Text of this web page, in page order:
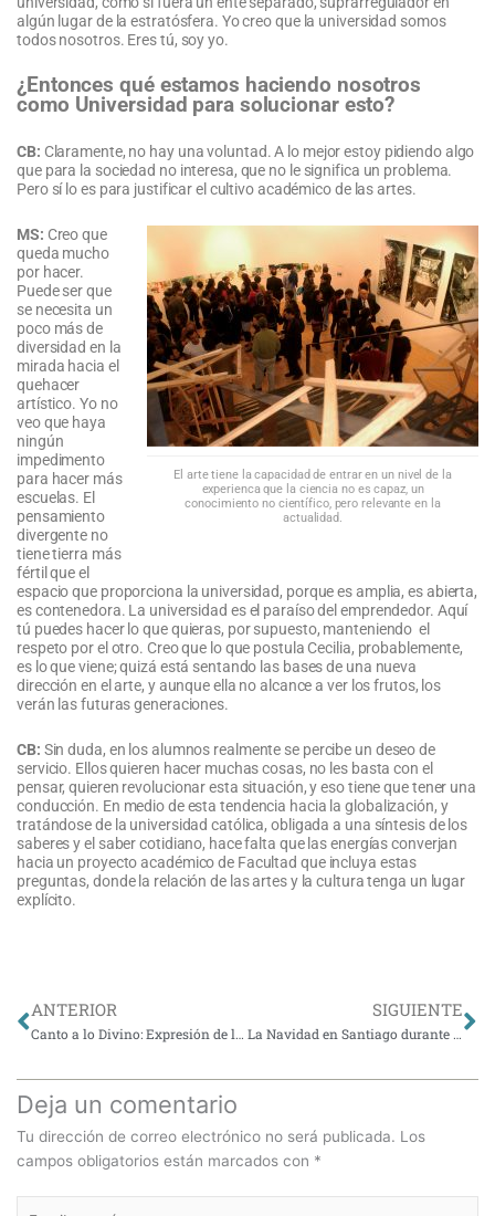
algún lugar de la estratósfera. Yo creo que la universidad somos
todos nosotros. Eres tú, soy yo.
¿Entonces qué estamos haciendo nosotros
como Universidad para solucionar esto?
CB: Claramente, no hay una voluntad. A lo mejor estoy pidiendo algo
que para la sociedad no interesa, que no le significa un problema.
Pero sí lo es para justificar el cultivo académico de las artes.
El arte tiene la capacidad de entrar en un nivel de la
experienca que la ciencia no es capaz, un
conocimiento no científico, pero relevante en la
actualidad.
MS: Creo que
queda mucho
por hacer.
Puede ser que
se necesita un
poco más de
diversidad en la
mirada hacia el
quehacer
artístico. Yo no
veo que haya
ningún
impedimento
para hacer más
escuelas. El
pensamiento
divergente no
tiene tierra más
fértil que el
espacio que proporciona la universidad, porque es amplia, es abierta,
es contenedora. La universidad es el paraíso del emprendedor. Aquí
tú puedes hacer lo que quieras, por supuesto, manteniendo el
respeto por el otro. Creo que lo que postula Cecilia, probablemente,
es lo que viene; quizá está sentando las bases de una nueva
dirección en el arte, y aunque ella no alcance a ver los frutos, los
verán las futuras generaciones.
CB: Sin duda, en los alumnos realmente se percibe un deseo de
servicio. Ellos quieren hacer muchas cosas, no les basta con el
pensar, quieren revolucionar esta situación, y eso tiene que tener una
conducción. En medio de esta tendencia hacia la globalización, y
tratándose de la universidad católica, obligada a una síntesis de los
saberes y el saber cotidiano, hace falta que las energías converjan
hacia un proyecto académico de Facultad que incluya estas
preguntas, donde la relación de las artes y la cultura tenga un lugar
explícito.
Ant
ANTERIOR
Canto a lo Divino: Expresión de la Fe en el Campo Chileno
SIGUIENTE
La Navidad en Santiago durante el Siglo XIX
Deja un comentario
Tu dirección de correo electrónico no será publicada. Los
campos obligatorios están marcados con *